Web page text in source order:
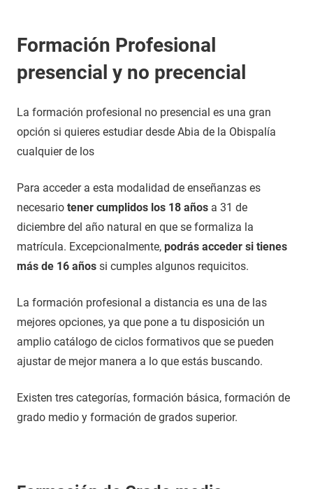
Formación Profesional
presencial y no precencial
La formación profesional no presencial es una gran
opción si quieres estudiar desde Abia de la Obispalía
cualquier de los
Para acceder a esta modalidad de enseñanzas es
necesario tener cumplidos los 18 años a 31 de
diciembre del año natural en que se formaliza la
matrícula. Excepcionalmente, podrás acceder si tienes
más de 16 años si cumples algunos requicitos.
La formación profesional a distancia es una de las
mejores opciones, ya que pone a tu disposición un
amplio catálogo de ciclos formativos que se pueden
ajustar de mejor manera a lo que estás buscando.
Existen tres categorías, formación básica, formación de
grado medio y formación de grados superior.